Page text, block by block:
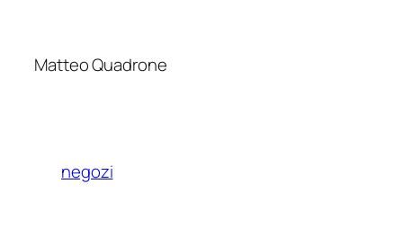
Matteo Quadrone
negozi